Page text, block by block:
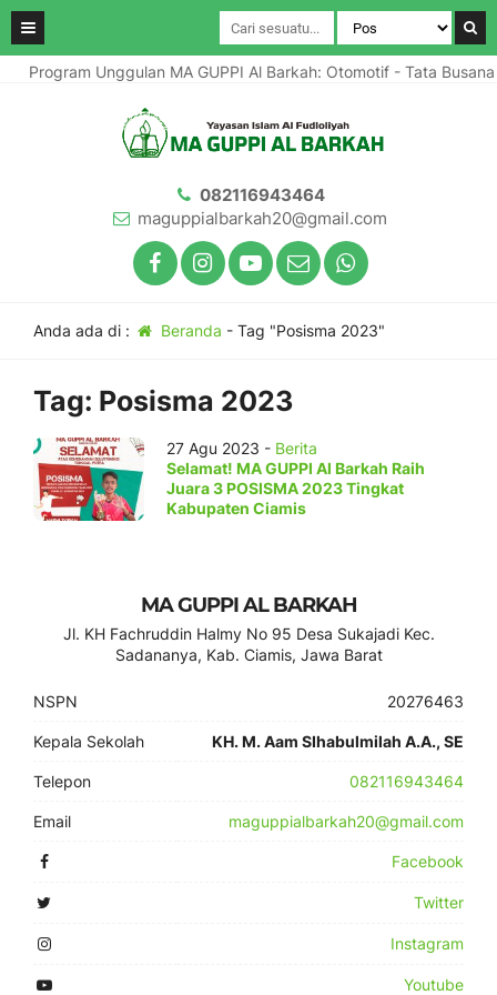
Program Unggulan MA GUPPI Al Barkah: Otomotif - Tata
082116943464
maguppialbarkah20@gmail.com
Anda ada di : Beranda - Tag "Posisma 2023"
Tag: Posisma 2023
27 Agu 2023 - Berita
Selamat! MA GUPPI Al Barkah Raih
Juara 3 POSISMA 2023 Tingkat
Kabupaten Ciamis
MA GUPPI AL BARKAH
Jl. KH Fachruddin Halmy No 95 Desa Sukajadi Kec.
Sadananya, Kab. Ciamis, Jawa Barat
NSPN 20276463
Kepala Sekolah KH. M. Aam SIhabulmilah A.A., SE
Telepon 082116943464
Email maguppialbarkah20@gmail.com
Facebook
Twitter
Instagram
Youtube